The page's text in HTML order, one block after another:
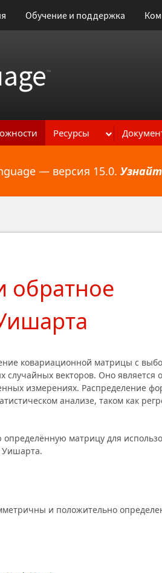
Обучение и поддержка
™
Ресурсы
— версия 15.0.
обратное
ковариационной матрицы с
случайных векторов. Оно является
измерениях. Распределение
анализе, таком как
матрицу для
Уишарта.
и положительно